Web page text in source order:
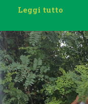
Leggi tutto